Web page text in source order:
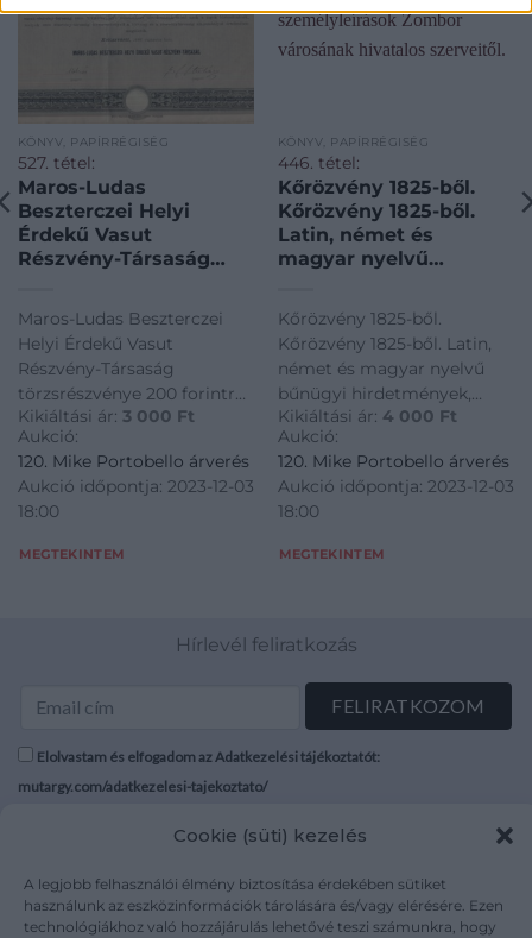
Cookie (süti) kezelés
A legjobb felhasználói élmény biztosítása érdekében sütiket
használunk az eszközinformációk tárolására és/vagy elérésére. Ezen
technológiákhoz való hozzájárulás lehetővé teszi számunkra, hogy
KÖNYV, PAPÍRRÉGISÉG
527. tétel:
Maros-Ludas
Beszterczei Helyi
Érdekű Vasut
Részvény-Társaság
Ludas Beszterczei
Helyi Érdekű Vasut
Részvény-Társaság
törzsrészvénye 200
forintról. 1886.
Maros-Ludas Beszterczei
Helyi Érdekű Vasut
Részvény-Társaság
törzsrészvénye 200 forintról.
1886. Maros-Ludas
Beszterczei Helyi Érdekű
Vasut Részvény-Társaság
törzsrészvénye 200 forintról.
1886.
Kikiáltási ár: 3 000 Ft
Aukció:
120. Mike Portobello árverés
Aukció időpontja: 2023-12-03
18:00
MEGTEKINTEM
KÖNYV, PAPÍRRÉGISÉG
446. tétel:
Kőrözvény 1825-ből.
Kőrözvény 1825-ből.
Latin, német és
magyar nyelvű
Zombor városának
hivatalos szerveitől.
Kőrözvény 1825-ből.
Kőrözvény 1825-ből. Latin,
német és magyar nyelvű
bűnügyi hirdetmények,
személyleírások Zombor
városának hivatalos
szerveitől.
Kikiáltási ár: 4 000 Ft
Aukció:
120. Mike Portobello árverés
Aukció időpontja: 2023-12-03
18:00
MEGTEKINTEM
Hírlevél feliratkozás
Elolvastam és elfogadom az Adatkezelési tájékoztatót:
mutargy.com/adatkezelesi-tajekoztato/
Médiaajánlat
Karrier
Áraink
ÁSZF
Adatvédelem